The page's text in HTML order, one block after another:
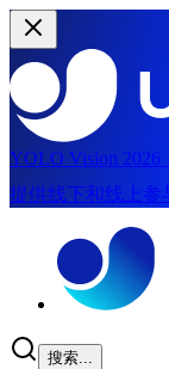
YOLO Vision 2026
提供线下和线上参
搜索...